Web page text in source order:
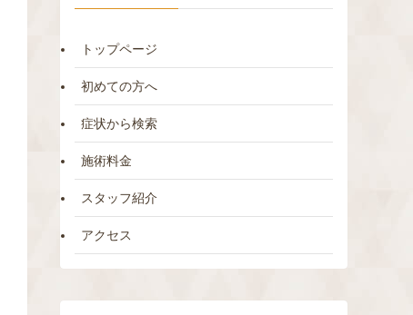
トップページ
初めての方へ
症状から検索
施術料金
スタッフ紹介
アクセス